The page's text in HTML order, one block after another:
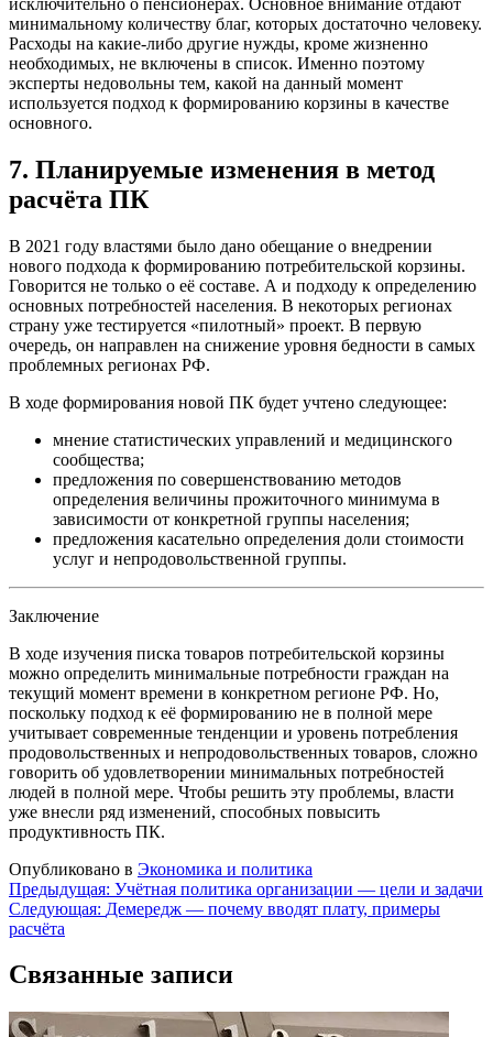
минимальному количеству благ, которых достаточно человеку.
Расходы на какие-либо другие нужды, кроме жизненно
необходимых, не включены в список. Именно поэтому
эксперты недовольны тем, какой на данный момент
используется подход к формированию корзины в качестве
основного.
7. Планируемые изменения в метод
расчёта ПК
В 2021 году властями было дано обещание о внедрении
нового подхода к формированию потребительской корзины.
Говорится не только о её составе. А и подходу к определению
основных потребностей населения. В некоторых регионах
страну уже тестируется «пилотный» проект. В первую
очередь, он направлен на снижение уровня бедности в самых
проблемных регионах РФ.
В ходе формирования новой ПК будет учтено следующее:
мнение статистических управлений и медицинского
сообщества;
предложения по совершенствованию методов
определения величины прожиточного минимума в
зависимости от конкретной группы населения;
предложения касательно определения доли стоимости
услуг и непродовольственной группы.
Заключение
В ходе изучения писка товаров потребительской корзины
можно определить минимальные потребности граждан на
текущий момент времени в конкретном регионе РФ. Но,
поскольку подход к её формированию не в полной мере
учитывает современные тенденции и уровень потребления
продовольственных и непродовольственных товаров, сложно
говорить об удовлетворении минимальных потребностей
людей в полной мере. Чтобы решить эту проблемы, власти
уже внесли ряд изменений, способных повысить
продуктивность ПК.
Опубликовано в Экономика и политика
Навигация
по
Предыдущая: Учётная политика организации — цели и задачи
Следующая: Демередж — почему вводят плату, примеры
расчёта
Связанные записи